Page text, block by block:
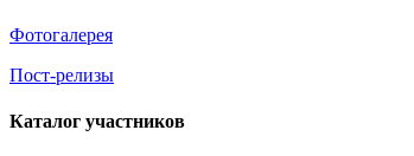
Фотогалерея
Пост-релизы
Каталог участников